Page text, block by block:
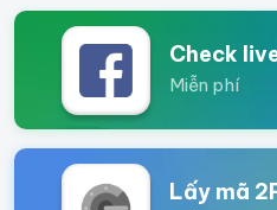
Check
Miễn phí
Lấy mã